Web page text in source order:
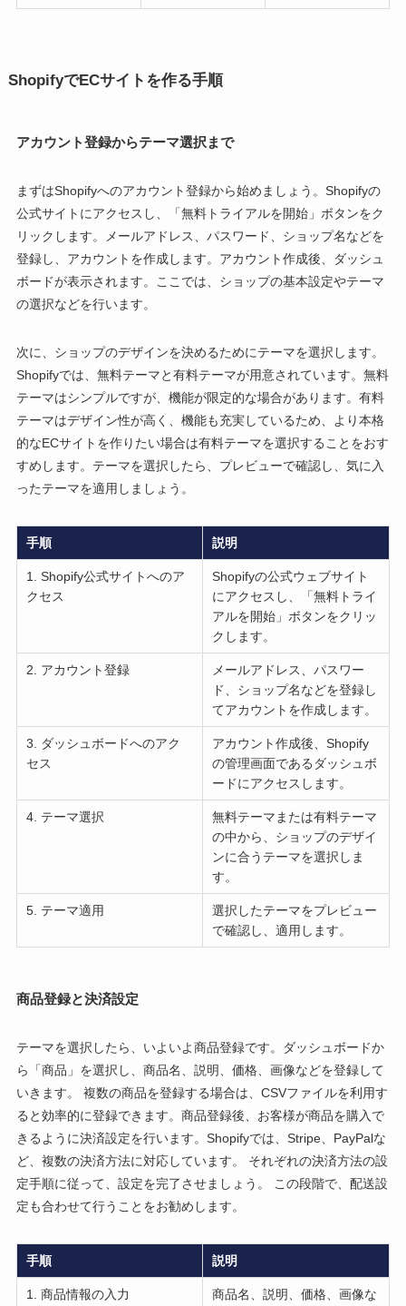
ShopifyでECサイトを作る手順
アカウント登録からテーマ選択まで
まずはShopifyへのアカウント登録から始めましょう。Shopifyの
公式サイトにアクセスし、「無料トライアルを開始」ボタンをク
リックします。メールアドレス、パスワード、ショップ名などを
登録し、アカウントを作成します。アカウント作成後、ダッシュ
ボードが表示されます。ここでは、ショップの基本設定やテーマ
の選択などを行います。
次に、ショップのデザインを決めるためにテーマを選択します。
Shopifyでは、無料テーマと有料テーマが用意されています。無料
テーマはシンプルですが、機能が限定的な場合があります。有料
テーマはデザイン性が高く、機能も充実しているため、より本格
的なECサイトを作りたい場合は有料テーマを選択することをおす
すめします。テーマを選択したら、プレビューで確認し、気に入
ったテーマを適用しましょう。
手順 説明
1. Shopify公式サイトへのア
クセス
Shopifyの公式ウェブサイト
にアクセスし、「無料トライ
アルを開始」ボタンをクリッ
クします。
2. アカウント登録
メールアドレス、パスワー
ド、ショップ名などを登録し
てアカウントを作成します。
3. ダッシュボードへのアク
セス
アカウント作成後、Shopify
の管理画面であるダッシュボ
ードにアクセスします。
4. テーマ選択
無料テーマまたは有料テーマ
の中から、ショップのデザイ
ンに合うテーマを選択しま
す。
5. テーマ適用
選択したテーマをプレビュー
で確認し、適用します。
商品登録と決済設定
テーマを選択したら、いよいよ商品登録です。ダッシュボードか
ら「商品」を選択し、商品名、説明、価格、画像などを登録して
いきます。 複数の商品を登録する場合は、CSVファイルを利用す
ると効率的に登録できます。商品登録後、お客様が商品を購入で
きるように決済設定を行います。Shopifyでは、Stripe、PayPalな
ど、複数の決済方法に対応しています。 それぞれの決済方法の設
定手順に従って、設定を完了させましょう。 この段階で、配送設
定も合わせて行うことをお勧めします。
手順 説明
1. 商品情報の入力 商品名、説明、価格、画像な